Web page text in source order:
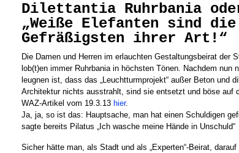
Dilettantia Ruhrbania
„Weiße Elefanten sind die
Gefräßigsten ihrer Art!“
Die Damen und Herren im erlauchten Gestaltungsbeirat der
lob(t)en immer Ruhrbania in höchsten Tönen. Nachdem nun
leugnen ist, dass das „Leuchtturmprojekt“ außer Beton und
Architektur nichts ausstrahlt, sind sie entsetzt und böse auf
WAZ-Artikel vom 19.3.13 hier.
Ja, ja, so ist das: Hauptsache, man hat einen Schuldigen
sagte bereits Pilatus „Ich wasche meine Hände in Unschuld“
Sicher hätte man, als Stadt und als „Experten“-Beirat,